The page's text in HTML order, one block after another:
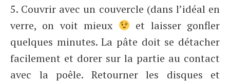
5. Couvrir avec un couvercle (dans l’idéal en
verre, on voit mieux
et laisser gonfler
quelques minutes. La pâte doit se détacher
facilement et dorer sur la partie au contact
avec la poêle. Retourner les disques et